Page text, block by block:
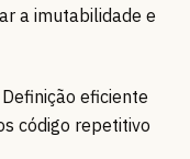
a imutabilidade e
eficiente
código repetitivo